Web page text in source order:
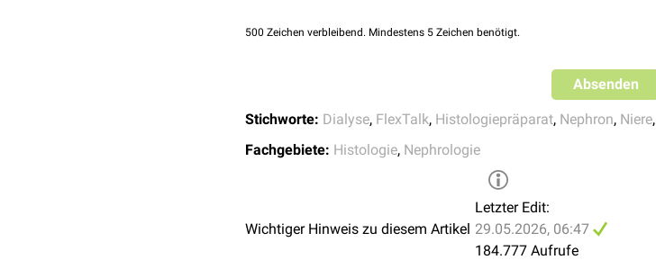
Histologisches Präparat der Niere, Toluidinblau-Azur-II-Färbung
500 Zeichen verbleibend. Mindestens 5 Zeichen benötigt.
Absenden
Stichworte: Dialyse, FlexTalk, Histologiepräparat, Nephron, Niere,
Fachgebiete: Histologie, Nephrologie
Wichtiger Hinweis zu diesem Artikel
Letzter Edit:
29.05.2026, 06:47
184.777 Aufrufe